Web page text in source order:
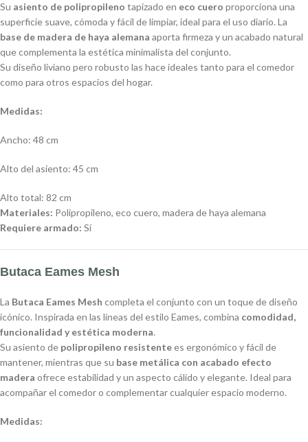
Su asiento de polipropileno tapizado en eco cuero proporciona una
superficie suave, cómoda y fácil de limpiar, ideal para el uso diario. La
base de madera de haya alemana aporta firmeza y un acabado natural
que complementa la estética minimalista del conjunto.
Su diseño liviano pero robusto las hace ideales tanto para el comedor
como para otros espacios del hogar.
Medidas:
Ancho: 48 cm
Alto del asiento: 45 cm
Alto total: 82 cm
Materiales: Polipropileno, eco cuero, madera de haya alemana
Requiere armado: Sí
Butaca Eames Mesh
La Butaca Eames Mesh completa el conjunto con un toque de diseño
icónico. Inspirada en las líneas del estilo Eames, combina comodidad,
funcionalidad y estética moderna.
Su asiento de polipropileno resistentees ergonómico y fácil de
mantener, mientras que su base metálica con acabado efecto
madera ofrece estabilidad y un aspecto cálido y elegante. Ideal para
acompañar el comedor o complementar cualquier espacio moderno.
Medidas: